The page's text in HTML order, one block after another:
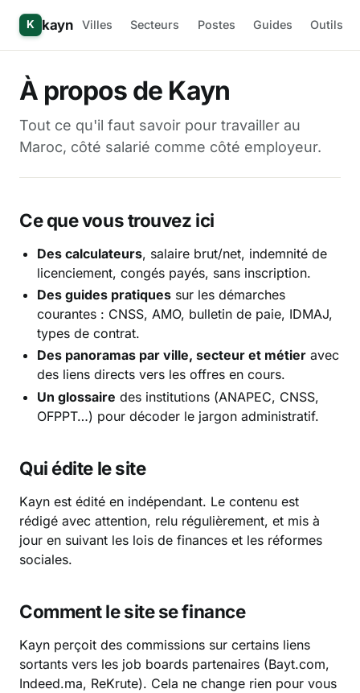
K kayn Villes Secteurs Postes Guides Outils
À propos de Kayn
Tout ce qu'il faut savoir pour travailler au
Maroc, côté salarié comme côté employeur.
Ce que vous trouvez ici
Des calculateurs, salaire brut/net, indemnité de
licenciement, congés payés, sans inscription.
Des guides pratiquessur les démarches
courantes : CNSS, AMO, bulletin de paie, IDMAJ,
types de contrat.
Des panoramas par ville, secteur et métieravec
des liens directs vers les offres en cours.
Un glossaire des institutions (ANAPEC, CNSS,
OFPPT…) pour décoder le jargon administratif.
Qui édite le site
Kayn est édité en indépendant. Le contenu est
rédigé avec attention, relu régulièrement, et mis à
jour en suivant les lois de finances et les réformes
sociales.
Comment le site se finance
Kayn perçoit des commissions sur certains liens
sortants vers les job boards partenaires (Bayt.com,
Indeed.ma, ReKrute). Cela ne change rien pour vous